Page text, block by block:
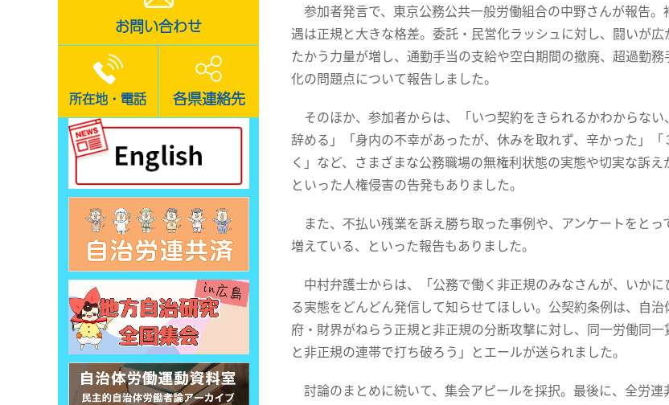
お問い合わせ
所在地・電話 各県連絡先
参加者発言で、東京公務公共一般労働組合の中野さんが報告
遇は正規と大きな格差。委託・民営化ラッシュに対し、闘いが
たかう力量が増し、通勤手当の支給や空白期間の撤廃、超過勤
化の問題点について報告しました。
そのほか、参加者からは、「いつ契約をきられるかわからな
辞める」「身内の不幸があったが、休みを取れず、辛かった」
く」など、さまざまな公務職場の無権利状態の実態や切実な訴
といった人権侵害の告発もありました。
また、不払い残業を訴え勝ち取った事例や、アンケートをと
増えている、といった報告もありました。
中村弁護士からは、「公務で働く非正規のみなさんが、いか
る実態をどんどん発信して知らせてほしい。公契約条例は、自
府・財界がねらう正規と非正規の分断攻撃に対し、同一労働同
と非正規の連帯で打ち破ろう」とエールが送られました。
討論のまとめに続いて、集会アピールを採択。最後に、全労